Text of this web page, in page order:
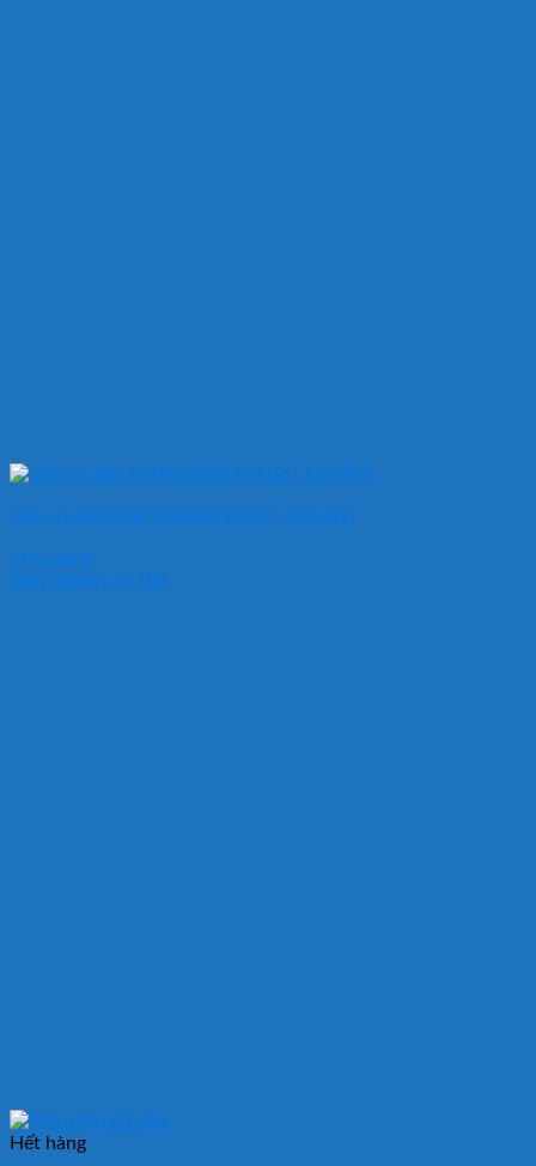
Giấy in ảnh DNP DS820 (8X12) | 130 Ảnh
Mua hàng
Liên hệXem chi tiết
Hết hàng